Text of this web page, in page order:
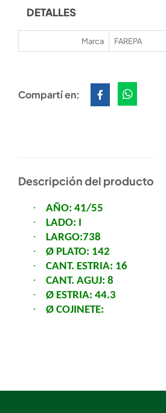
DETALLES
Marca FAREPA
Compartí en:
Descripción del producto
· AÑO: 41/55
· LADO: I
· LARGO:738
· Ø PLATO: 142
· CANT. ESTRIA: 16
· CANT. AGUJ: 8
· Ø ESTRIA: 44.3
· Ø COJINETE: